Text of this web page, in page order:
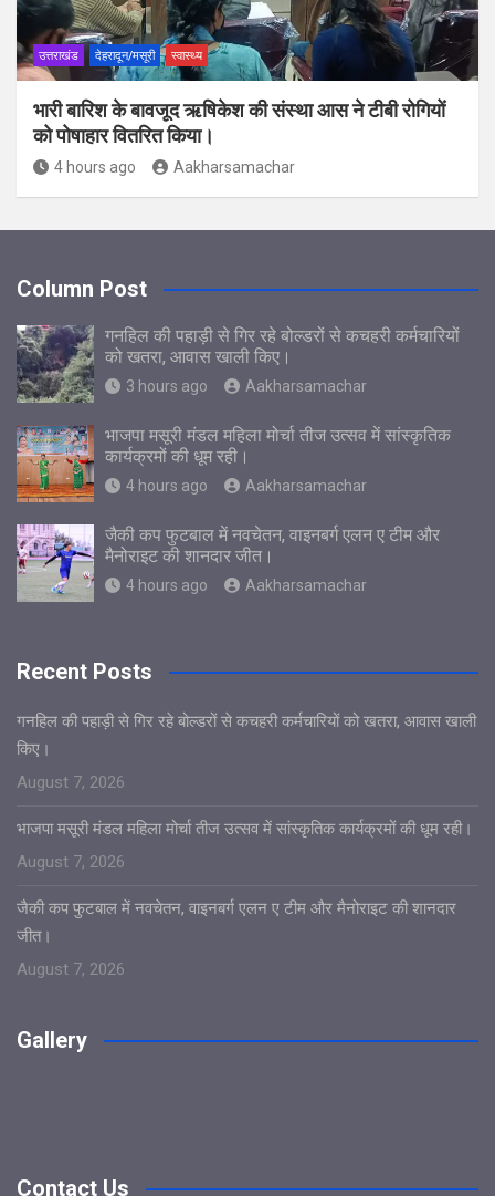
उत्तराखंड देहरादून/मसूरी स्वास्थ्य
भारी बारिश के बावजूद ऋषिकेश की संस्था आस ने टीबी रोगियों
को पोषाहार वितरित किया।
4 hours ago Aakharsamachar
Column Post
गनहिल की पहाड़ी से गिर रहे बोल्डरों से कचहरी कर्मचारियों
को खतरा, आवास खाली किए।
3 hours ago Aakharsamachar
भाजपा मसूरी मंडल महिला मोर्चा तीज उत्सव में सांस्कृतिक
कार्यक्रमों की धूम रही।
4 hours ago Aakharsamachar
जैकी कप फुटबाल में नवचेतन, वाइनबर्ग एलन ए टीम और
मैनोराइट की शानदार जीत।
4 hours ago Aakharsamachar
Recent Posts
गनहिल की पहाड़ी से गिर रहे बोल्डरों से कचहरी कर्मचारियों को खतरा, आवास खाली
किए।
August 7, 2026
भाजपा मसूरी मंडल महिला मोर्चा तीज उत्सव में सांस्कृतिक कार्यक्रमों की धूम रही।
August 7, 2026
जैकी कप फुटबाल में नवचेतन, वाइनबर्ग एलन ए टीम और मैनोराइट की शानदार
जीत।
August 7, 2026
Gallery
Contact Us